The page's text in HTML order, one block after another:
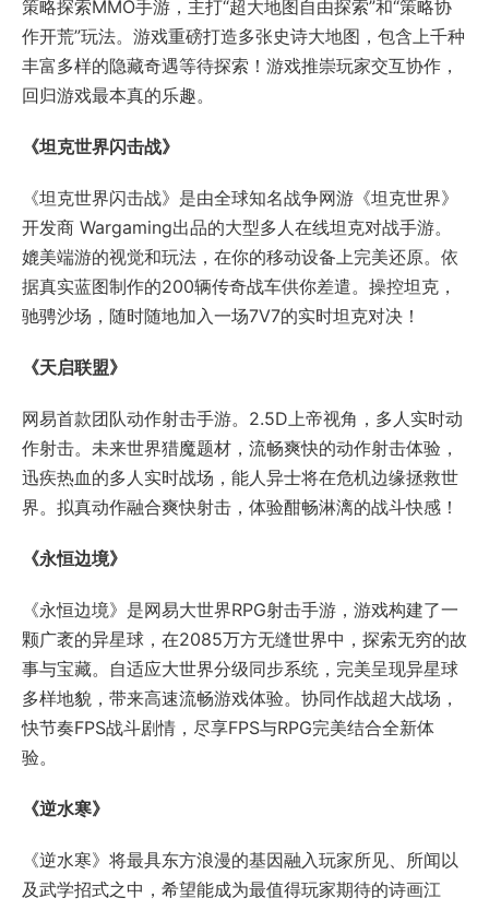
据真实蓝图制作的200辆传奇战车供你差遣。操控坦克，
驰骋沙场，随时随地加入一场7V7的实时坦克对决！
《天启联盟》
网易首款团队动作射击手游。2.5D上帝视角，多人实时动
迅疾热血的多人实时战场，能人异士将在危机边缘拯救世
界。拟真动作融合爽快射击，体验酣畅淋漓的战斗快感！
《永恒边境》
颗广袤的异星球，在2085万方无缝世界中，探索无穷的故
多样地貌，带来高速流畅游戏体验。协同作战超大战场，
快节奏FPS战斗剧情，尽享FPS与RPG完美结合全新体
验。
及武学招式之中，希望能成为最值得玩家期待的诗画江
湖。
《楚留香》
网易高自由度武侠手游《楚留香》。深入疑局，踏遍千
下的人性释放。丰富玩法，自由成长，奇遇秘闻，轻功战
一名玩家提供一个独属于他的江湖。